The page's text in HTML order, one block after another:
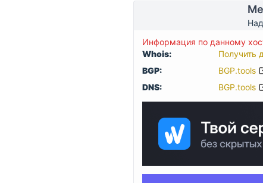
Информация по данному
Whois:
Получить
BGP:
BGP.tools
DNS:
BGP.tools